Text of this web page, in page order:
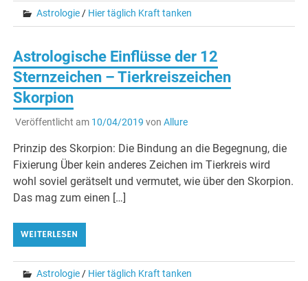
Astrologie / Hier täglich Kraft tanken
Astrologische Einflüsse der 12
Sternzeichen – Tierkreiszeichen
Skorpion
Veröffentlicht am 10/04/2019 von Allure
Prinzip des Skorpion: Die Bindung an die Begegnung, die
Fixierung Über kein anderes Zeichen im Tierkreis wird
wohl soviel gerätselt und vermutet, wie über den Skorpion.
Das mag zum einen […]
WEITERLESEN
Astrologie / Hier täglich Kraft tanken